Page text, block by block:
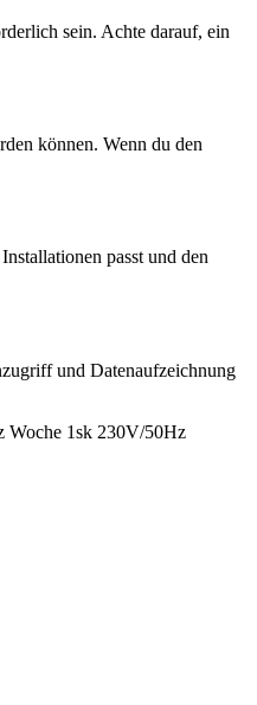
sein. Achte darauf, ein
können. Wenn du den
passt und den
und Datenaufzeichnung
Woche 1sk 230V/50Hz